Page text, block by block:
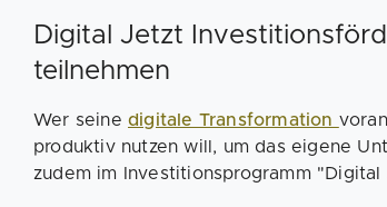
Digital Jetzt
teilnehmen
Wer seine digitale Transformation
produktiv nutzen will, um das eigene
zudem im Investitionsprogramm